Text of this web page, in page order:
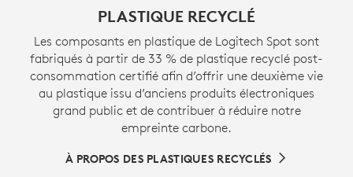
PLASTIQUE RECYCLÉ
Les composants en plastique de Logitech Spot sont
fabriqués à partir de 33 % de plastique recyclé post-
consommation certifié afin d’offrir une deuxième vie
au plastique issu d’anciens produits électroniques
grand public et de contribuer à réduire notre
empreinte carbone.
À PROPOS DES PLASTIQUES RECYCLÉS